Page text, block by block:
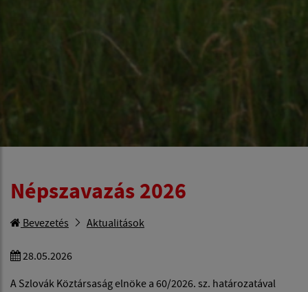
Népszavazás 2026
Bevezetés Aktualitások
28.05.2026
A Szlovák Köztársaság elnöke a 60/2026. sz. határozatával